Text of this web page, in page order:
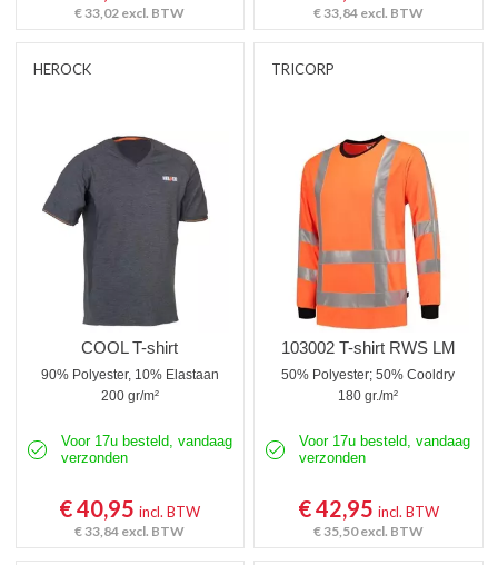
€ 33,02 excl. BTW € 33,84 excl. BTW
HEROCK
COOL T-shirt
90% Polyester, 10% Elastaan
200 gr/m²
Voor 17u besteld, vandaag
verzonden
€ 40,95incl. BTW
€ 33,84 excl. BTW
TRICORP
103002 T-shirt RWS LM
50% Polyester; 50% Cooldry
180 gr./m²
Voor 17u besteld, vandaag
verzonden
€ 42,95 incl. BTW
€ 35,50excl. BTW